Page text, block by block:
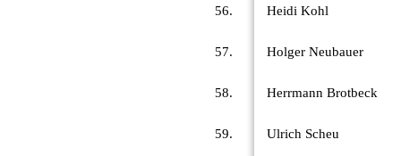
56. Heidi Kohl
57. Holger Neubauer
58. Herrmann Brotbeck
59. Ulrich Scheu